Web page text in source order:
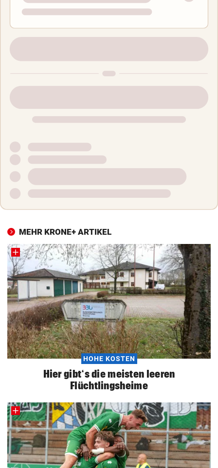
MEHR KRONE+ ARTIKEL
HOHE KOSTEN
Hier gibt‘s die meisten leeren
Flüchtlingsheime